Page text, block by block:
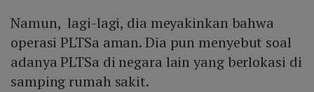
Namun, lagi-lagi, dia meyakinkan bahwa
operasi PLTSa aman. Dia pun menyebut soal
adanya PLTSa di negara lain yang berlokasi di
samping rumah sakit.